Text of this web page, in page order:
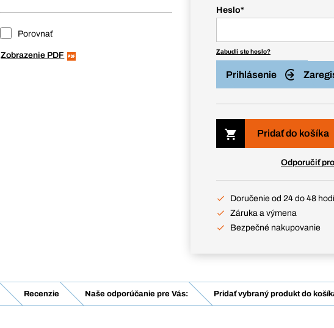
Porovnať
Zobrazenie PDF
Heslo*
Zabudli ste heslo?
Prihlásenie
Pridať do košíka
Odporučiť
Doručenie od 24 do 48
Záruka a výmena
Bezpečné nakupovanie
Recenzie Naše odporúčanie pre Vás: Pridať vybraný produkt do